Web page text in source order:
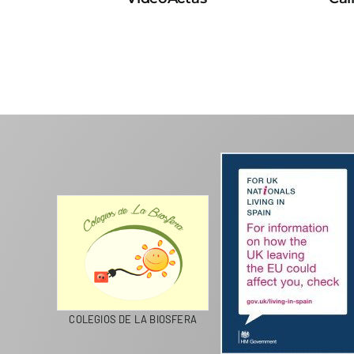
COLEGIOS DE LA BIOSFERA